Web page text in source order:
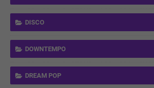
DISCO
DOWNTEMPO
DREAM POP